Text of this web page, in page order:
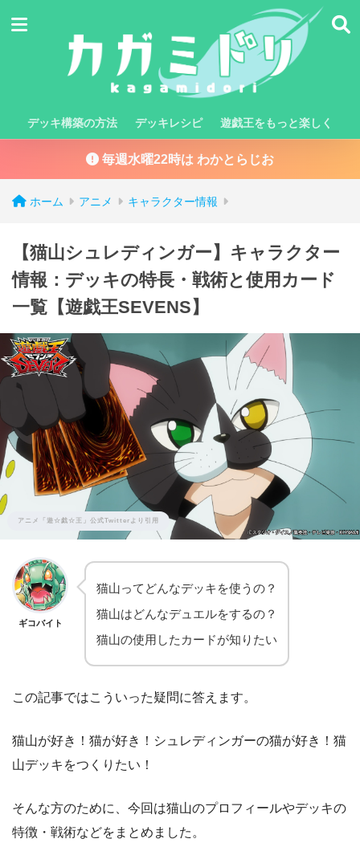
デッキ構築の方法 デッキレシピ 遊戯王をもっと楽しく
毎週水曜22時は わかとらじお
ホーム アニメ キャラクター情報
【猫山シュレディンガー】キャラクター
情報：デッキの特長・戦術と使用カード
一覧【遊戯王SEVENS】
アニメ「遊☆戯☆王」公式Twitterより引用
ギコバイト
猫山ってどんなデッキを使うの？
猫山はどんなデュエルをするの？
猫山の使用したカードが知りたい
この記事ではこういった疑問に答えます。
猫山が好き！猫が好き！シュレディンガーの猫が好き！猫
山デッキをつくりたい！
そんな方のために、今回は猫山のプロフィールやデッキの
特徴・戦術などをまとめました。